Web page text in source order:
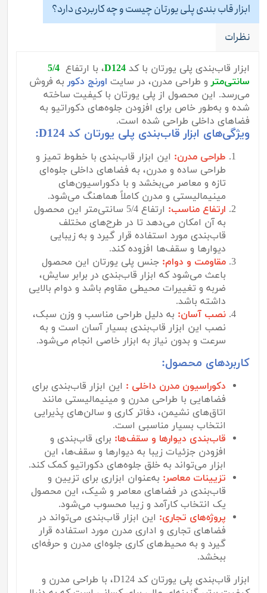
ابزار قاب بندی پلی یورتان چیست و چه کاربردی دارد؟
نظرات
ابزار قاب‌بندی پلی یورتان با کد D124، با ارتفاع 5/4
سانتی‌متر و طراحی مدرن، در سایت اورنج دکور به فروش
می‌رسد. این محصول از پلی یورتان با کیفیت ساخته
شده و به‌طور خاص برای افزودن جلوه‌های دکوراتیو به
فضاهای داخلی طراحی شده است.
ویژگی‌های ابزار قاب‌بندی پلی یورتان کد D124:
طراحی مدرن: این ابزار قاب‌بندی با خطوط تمیز و
طراحی ساده و مدرن، به فضاهای داخلی جلوه‌ای
تازه و معاصر می‌بخشد و با دکوراسیون‌های
مینیمالیستی و مدرن کاملاً هماهنگ می‌شود.
ارتفاع مناسب:
ارتفاع 5/4 سانتی‌متر این محصول
به آن امکان می‌دهد تا در طرح‌های مختلف
قاب‌بندی مورد استفاده قرار گیرد و به زیبایی
دیوارها و سقف‌ها افزوده کند.
مقاومت و دوام: جنس پلی یورتان این محصول
باعث می‌شود که ابزار قاب‌بندی در برابر سایش،
ضربه و تغییرات محیطی مقاوم باشد و دوام بالایی
داشته باشد.
نصب آسان: به دلیل طراحی مناسب و وزن سبک،
نصب این ابزار قاب‌بندی بسیار آسان است و به
سرعت و بدون نیاز به ابزار خاصی انجام می‌شود.
کاربردهای محصول:
دکوراسیون مدرن داخلی : این ابزار قاب‌بندی برای
فضاهایی با طراحی مدرن و مینیمالیستی مانند
اتاق‌های نشیمن، دفاتر کاری و سالن‌های پذیرایی
انتخاب بسیار مناسبی است.
قاب‌بندی دیوارها و سقف‌ها: برای قاب‌بندی و
افزودن جزئیات زیبا به دیوارها و سقف‌ها، این
ابزار می‌تواند به خلق جلوه‌های دکوراتیو کمک کند.
تزیینات معاصر: به‌عنوان ابزاری برای تزیین و
قاب‌بندی در فضاهای معاصر و شیک، این محصول
یک انتخاب کارآمد و زیبا محسوب می‌شود.
پروژه‌های تجاری: این ابزار قاب‌بندی می‌تواند در
فضاهای تجاری و اداری مدرن مورد استفاده قرار
گیرد و به محیط‌های کاری جلوه‌ای مدرن و حرفه‌ای
ببخشد.
ابزار قاب‌بندی پلی یورتان کد D124، با طراحی مدرن و